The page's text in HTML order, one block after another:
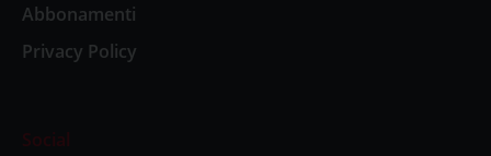
Abbonamenti
Privacy Policy
Social